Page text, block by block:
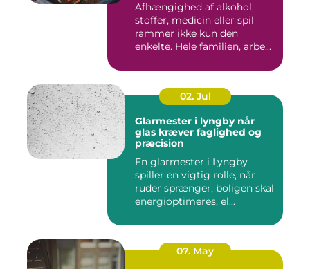
Afhængighed af alkohol,
stoffer, medicin eller spil
rammer ikke kun den
enkelte. Hele familien, arbe...
02. Jul
Glarmester i lyngby når
glas kræver faglighed og
præcision
En glarmester i Lyngby
spiller en vigtig rolle, når
ruder sprænger, boligen skal
energioptimeres, el...
07. May